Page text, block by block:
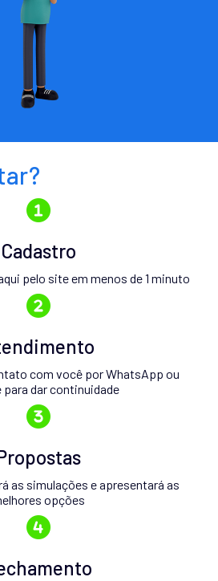
Cadastro
pelo site em menos de 1 minuto
com você por WhatsApp ou
para dar continuidade
as simulações e apresentará as
opções